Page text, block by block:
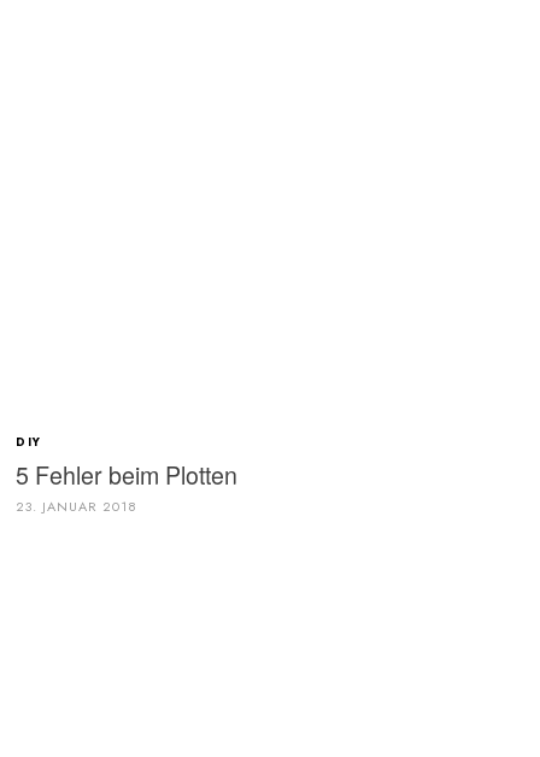
DIY
5 Fehler beim Plotten
23. JANUAR 2018